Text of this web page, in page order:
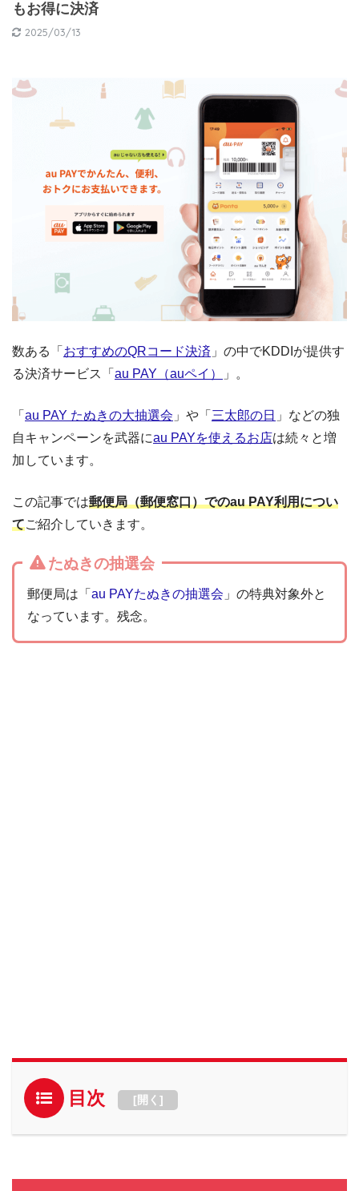
もお得に決済
2025/03/13
数ある「 おすすめのQRコード決済 」の中でKDDIが提供す
る決済サービス「 au PAY（auペイ） 」。
「 au PAY たぬきの大抽選会 」や「 三太郎の日 」などの独
自キャンペーンを武器にau PAYを使えるお店は続々と増
加しています。
この記事では郵便局（郵便窓口）でのau PAY利用につい
てご紹介していきます。
たぬきの抽選会
郵便局は「 au PAYたぬきの抽選会 」の特典対象外と
なっています。残念。
目次 [開く ]